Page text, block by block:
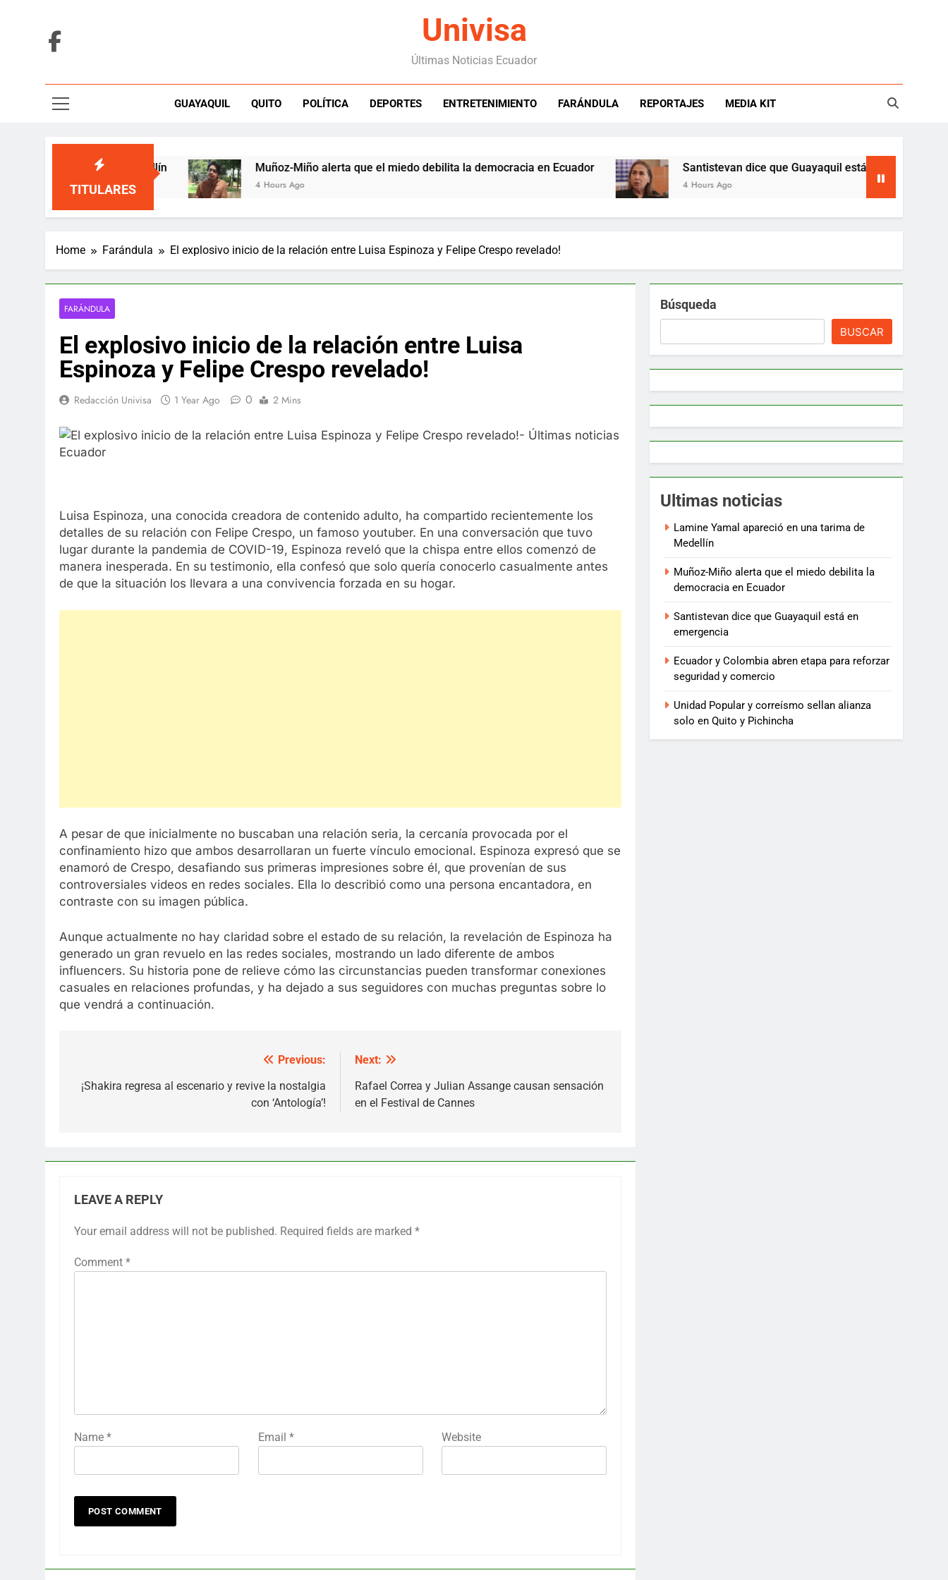
Univisa
Últimas Noticias Ecuador
GUAYAQUIL QUITO POLÍTICA DEPORTES ENTRETENIMIENTO FARÁNDULA REPORTAJES MEDIA KIT
TITULARES
una tarima de Medellín Muñoz-Miño alerta que el miedo debilita la democracia en Ecuador
4 Hours Ago
Santistevan dice que Guayaquil está en emergencia
4 Hours Ago
Home Farándula El explosivo inicio de la relación entre Luisa Espinoza y Felipe Crespo revelado!
FARÁNDULA
El explosivo inicio de la relación entre Luisa
Espinoza y Felipe Crespo revelado!
Redacción Univisa 1 Year Ago 0 2 Mins
Luisa Espinoza, una conocida creadora de contenido adulto, ha compartido recientemente los
detalles de su relación con Felipe Crespo, un famoso youtuber. En una conversación que tuvo
lugar durante la pandemia de COVID-19, Espinoza reveló que la chispa entre ellos comenzó de
manera inesperada. En su testimonio, ella confesó que solo quería conocerlo casualmente antes
de que la situación los llevara a una convivencia forzada en su hogar.
A pesar de que inicialmente no buscaban una relación seria, la cercanía provocada por el
confinamiento hizo que ambos desarrollaran un fuerte vínculo emocional. Espinoza expresó que se
enamoró de Crespo, desafiando sus primeras impresiones sobre él, que provenían de sus
controversiales videos en redes sociales. Ella lo describió como una persona encantadora, en
contraste con su imagen pública.
Aunque actualmente no hay claridad sobre el estado de su relación, la revelación de Espinoza ha
generado un gran revuelo en las redes sociales, mostrando un lado diferente de ambos
influencers. Su historia pone de relieve cómo las circunstancias pueden transformar conexiones
casuales en relaciones profundas, y ha dejado a sus seguidores con muchas preguntas sobre lo
que vendrá a continuación.
navigation
Previous:
¡Shakira regresa al escenario y revive la nostalgia
con ‘Antología’!
Next:
Rafael Correa y Julian Assange causan sensación
en el Festival de Cannes
LEAVE A REPLY
Your email address will not be published. Required fields are marked *
Comment *
Name * Email * Website
Búsqueda
BUSCAR
Ultimas noticias
Lamine Yamal apareció en una tarima de
Medellín
Muñoz-Miño alerta que el miedo debilita la
democracia en Ecuador
Santistevan dice que Guayaquil está en
emergencia
Ecuador y Colombia abren etapa para reforzar
seguridad y comercio
Unidad Popular y correísmo sellan alianza
solo en Quito y Pichincha